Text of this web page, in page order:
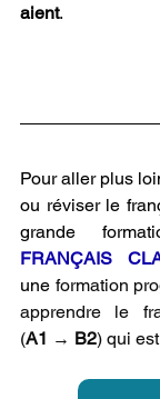
aient.
Pour aller plus
ou réviser le
grande
FRANÇAIS
une formation
apprendre le
(A1 → B2) qui